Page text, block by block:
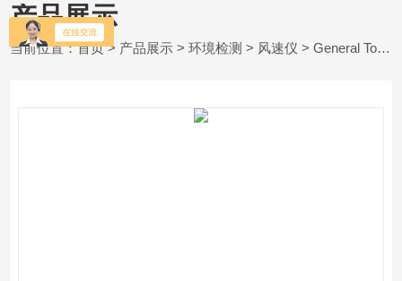
产品展示
当前位置：首页> 产品展示 >环境检测 > 风速仪 > General Tools DAF80PWM风速计